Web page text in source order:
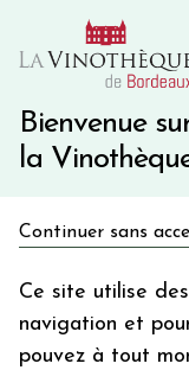
Bienvenue
la
Continuer sans
Ce site utilise
navigation et
pouvez à tout
10€ de remise
Une
Votre
email